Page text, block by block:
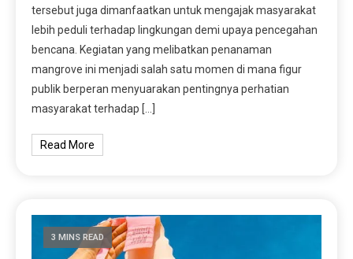
tersebut juga dimanfaatkan untuk mengajak masyarakat
lebih peduli terhadap lingkungan demi upaya pencegahan
bencana. Kegiatan yang melibatkan penanaman
mangrove ini menjadi salah satu momen di mana figur
publik berperan menyuarakan pentingnya perhatian
masyarakat terhadap […]
Read More
3 MINS READ